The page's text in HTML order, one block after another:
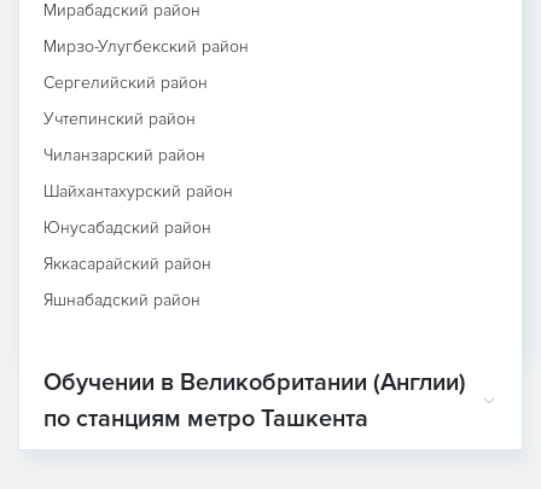
Мирабадский район
Мирзо-Улугбекский район
Сергелийский район
Учтепинский район
Чиланзарский район
Шайхантахурский район
Юнусабадский район
Яккасарайский район
Яшнабадский район
Обучении в Великобритании (Англии)
по станциям метро Ташкента